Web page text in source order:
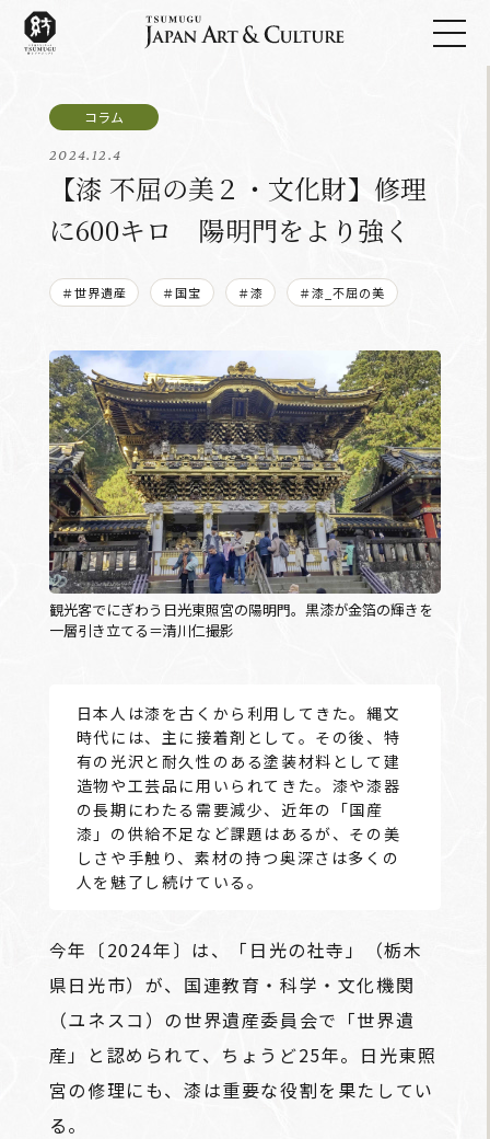
2024.12.4
【漆 不屈の美２・文化財】修理
に600キロ 陽明門をより強く
＃世界遺産 ＃国宝 ＃漆 ＃漆_不屈の美
観光客でにぎわう日光東照宮の陽明門。黒漆が金箔の輝きを
一層引き立てる＝清川仁撮影
日本人は漆を古くから利用してきた。縄文
時代には、主に接着剤として。その後、特
有の光沢と耐久性のある塗装材料として建
造物や工芸品に用いられてきた。漆や漆器
の長期にわたる需要減少、近年の「国産
漆」の供給不足など課題はあるが、その美
しさや手触り、素材の持つ奥深さは多くの
人を魅了し続けている。
今年〔2024年〕は、「日光の社寺」（栃木
県日光市）が、国連教育・科学・文化機関
（ユネスコ）の世界遺産委員会で「世界遺
産」と認められて、ちょうど25年。日光東照
宮の修理にも、漆は重要な役割を果たしてい
る。